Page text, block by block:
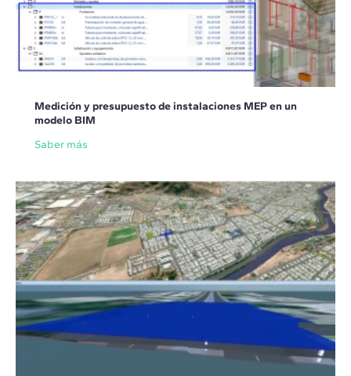
Medición y presupuesto de instalaciones MEP en un
modelo BIM
Saber más